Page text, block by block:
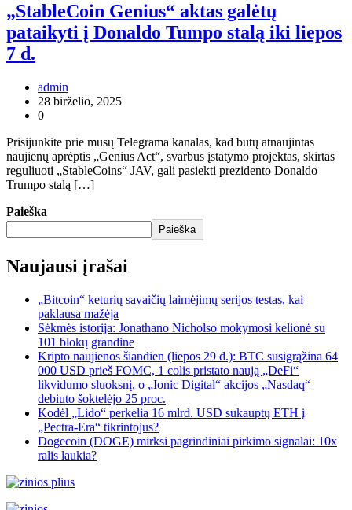
„StableCoin Genius“ aktas galėtų
pataikyti į Donaldo Tumpo stalą iki liepos
7 d.
admin
28 birželio, 2025
0
Prisijunkite prie mūsų Telegrama kanalas, kad būtų atnaujintas
naujienų aprėptis „Genius Act“, svarbus įstatymo projektas, skirtas
reguliuoti „StableCoins“ JAV, gali pasiekti prezidento Donaldo
Trumpo stalą […]
Paieška
Paieška
Naujausi įrašai
„Bitcoin“ keturių savaičių laimėjimų serijos testas, kai
paklausa mažėja
Sėkmės istorija: Jonathano Nicholso mokymosi kelionė su
101 blokų grandine
Kripto naujienos šiandien (liepos 29 d.): BTC susigrąžina 64
000 USD prieš FOMC, 1 colis pristato naują „DeFi“
likvidumo sluoksnį, o „Ionic Digital“ akcijos „Nasdaq“
debiuto šoktelėjo 25 proc.
Kodėl „Lido“ perkelia 16 mlrd. USD sukauptų ETH į
„Pectra-Era“ tikrintojus?
Dogecoin (DOGE) mirksi pagrindiniai pirkimo signalai: 10x
ralis laukia?